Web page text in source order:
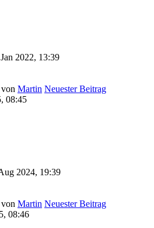
2022, 13:39
von Martin Neuester Beitrag
08:45
2024, 19:39
von Martin Neuester Beitrag
08:46